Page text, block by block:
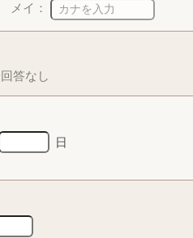
メイ：
回答なし
日